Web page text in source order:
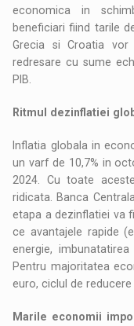
economica in
beneficiari fiind tarile
Grecia si Croatia
redresare cu sume
PIB.
Ritmul dezinflatiei
Inflatia globala in
un varf de 10,7% in
2024. Cu toate
ridicata. Banca
etapa a dezinflatiei va
ce avantajele rapide
energie,
Pentru majoritatea
euro, ciclul de
Marile economii